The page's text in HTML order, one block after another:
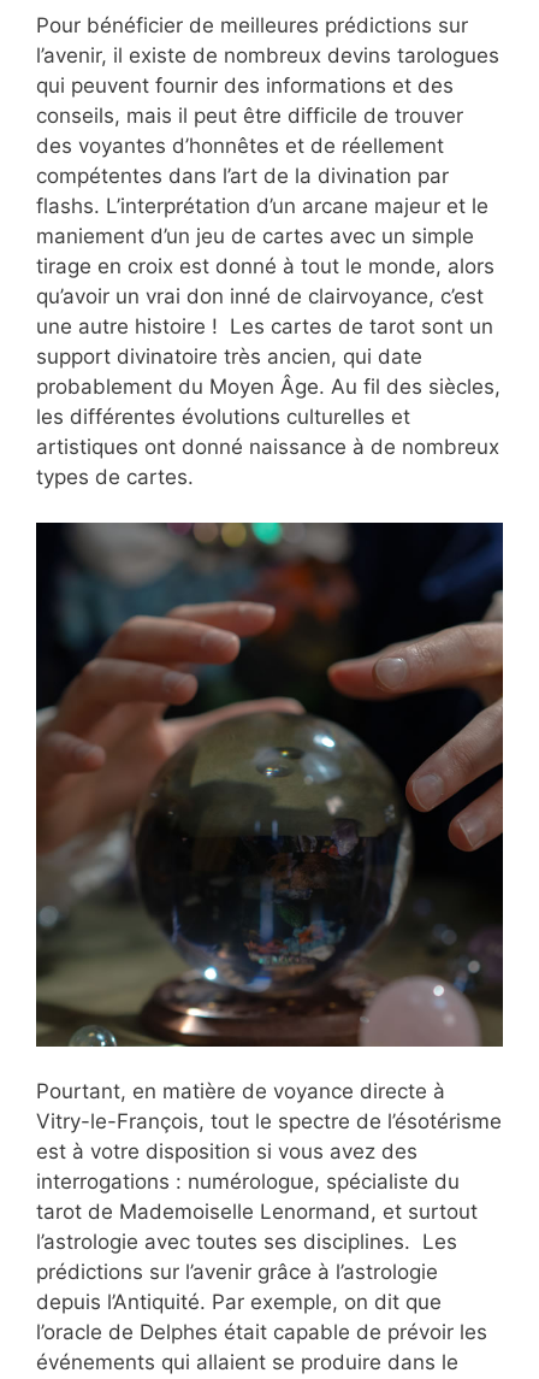
Pour bénéficier de meilleures prédictions sur
l’avenir, il existe de nombreux devins tarologues
qui peuvent fournir des informations et des
conseils, mais il peut être difficile de trouver
des voyantes d’honnêtes et de réellement
compétentes dans l’art de la divination par
flashs. L’interprétation d’un arcane majeur et le
maniement d’un jeu de cartes avec un simple
tirage en croix est donné à tout le monde, alors
qu’avoir un vrai don inné de clairvoyance, c’est
une autre histoire ! Les cartes de tarot sont un
support divinatoire très ancien, qui date
probablement du Moyen Âge. Au fil des siècles,
les différentes évolutions culturelles et
artistiques ont donné naissance à de nombreux
types de cartes.
Pourtant, en matière de voyance directe à
Vitry-le-François, tout le spectre de l’ésotérisme
est à votre disposition si vous avez des
interrogations : numérologue, spécialiste du
tarot de Mademoiselle Lenormand, et surtout
l’astrologie avec toutes ses disciplines. Les
prédictions sur l’avenir grâce à l’astrologie
depuis l’Antiquité. Par exemple, on dit que
l’oracle de Delphes était capable de prévoir les
événements qui allaient se produire dans le